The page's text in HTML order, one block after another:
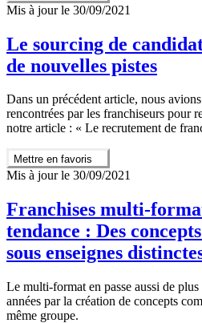
Mis à jour le 30/09/2021
Le sourcing de
de nouvelles pistes
Dans un précédent article, nous
rencontrées par les franchiseurs pour
notre article : « Le recrutement de
Mettre en favoris
Mis à jour le 30/09/2021
Franchises multi-
tendance : Des
sous enseignes
Le multi-format en passe aussi de
années par la création de concepts
même groupe.